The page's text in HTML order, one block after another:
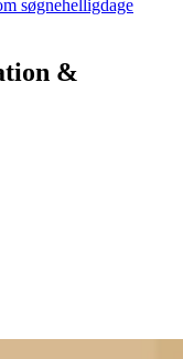
søgnehelligdage
&